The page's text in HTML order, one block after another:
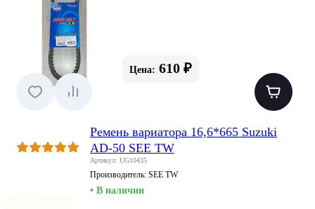
Цена: 610 ₽
Ремень вариатора 16,6*665 Suzuki
AD-50 SEE TW
Артикул: UG10435
Производитель: SEE TW
• В наличии